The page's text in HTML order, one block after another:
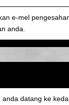
e-mel
anda.
anda datang ke